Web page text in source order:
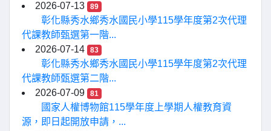
2026-07-13
89
彰化縣秀水鄉秀水國民小學115學年度第2次代理
代課教師甄選第一階...
2026-07-14
83
彰化縣秀水鄉秀水國民小學115學年度第2次代理
代課教師甄選第二階...
2026-07-09
81
國家人權博物館115學年度上學期人權教育資
源，即日起開放申請，...